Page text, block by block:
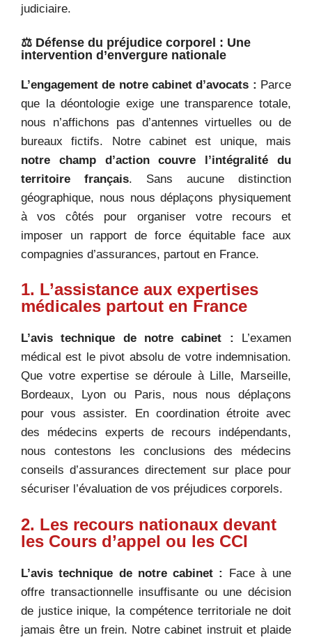
judiciaire.
⚖️ Défense du préjudice corporel : Une
intervention d’envergure nationale
L’engagement de notre cabinet d’avocats : Parce
que la déontologie exige une transparence totale,
nous n’affichons pas d’antennes virtuelles ou de
bureaux fictifs. Notre cabinet est unique, mais
notre champ d’action couvre l’intégralité du
territoire français. Sans aucune distinction
géographique, nous nous déplaçons physiquement
à vos côtés pour organiser votre recours et
imposer un rapport de force équitable face aux
compagnies d’assurances, partout en France.
1. L’assistance aux expertises
médicales partout en France
L’avis technique de notre cabinet : L’examen
médical est le pivot absolu de votre indemnisation.
Que votre expertise se déroule à Lille, Marseille,
Bordeaux, Lyon ou Paris, nous nous déplaçons
pour vous assister. En coordination étroite avec
des médecins experts de recours indépendants,
nous contestons les conclusions des médecins
conseils d’assurances directement sur place pour
sécuriser l’évaluation de vos préjudices corporels.
2. Les recours nationaux devant
les Cours d’appel ou les CCI
L’avis technique de notre cabinet :
Face à une
offre transactionnelle insuffisante ou une décision
de justice inique, la compétence territoriale ne doit
jamais être un frein. Notre cabinet instruit et plaide